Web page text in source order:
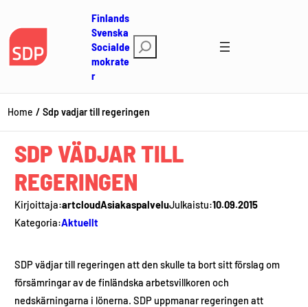
innehåll
Finlands
Svenska
Socialde
mokrate
r
ö
Home Sdp vadjar till regeringen
SDP VÄDJAR TILL
REGERINGEN
Kirjoittaja:artcloudAsiakaspalveluJulkaistu:10.09.2015
Kategoria:Aktuellt
SDP vädjar till regeringen att den skulle ta bort sitt förslag om
försämringar av de finländska arbetsvillkoren och
nedskärningarna i lönerna. SDP uppmanar regeringen att